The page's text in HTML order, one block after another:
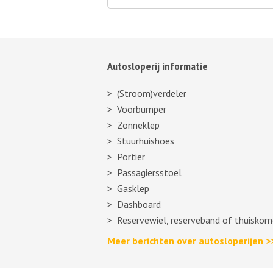
Autosloperij informatie
(Stroom)verdeler
Voorbumper
Zonneklep
Stuurhuishoes
Portier
Passagiersstoel
Gasklep
Dashboard
Reservewiel, reserveband of
Meer berichten over autosloperijen